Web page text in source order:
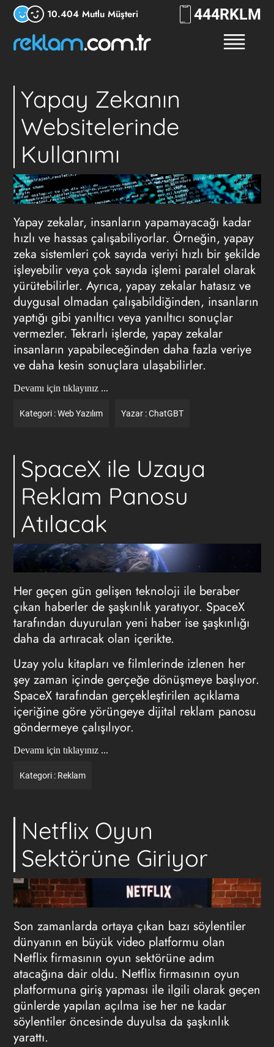
10.404 Mutlu Müşteri 444RKLM
Yapay Zekanın
Websitelerinde
Kullanımı
Yapay zekalar, insanların yapamayacağı kadar
hızlı ve hassas çalışabiliyorlar. Örneğin, yapay
zeka sistemleri çok sayıda veriyi hızlı bir şekilde
işleyebilir veya çok sayıda işlemi paralel olarak
yürütebilirler. Ayrıca, yapay zekalar hatasız ve
duygusal olmadan çalışabildiğinden, insanların
yaptığı gibi yanıltıcı veya yanıltıcı sonuçlar
vermezler. Tekrarlı işlerde, yapay zekalar
insanların yapabileceğinden daha fazla veriye
ve daha kesin sonuçlara ulaşabilirler.
Devamı için tıklayınız ...
Kategori :Web Yazılım Yazar :ChatGBT
SpaceX ile Uzaya
Reklam Panosu
Atılacak
Her geçen gün gelişen teknoloji ile beraber
çıkan haberler de şaşkınlık yaratıyor. SpaceX
tarafından duyurulan yeni haber ise şaşkınlığı
daha da artıracak olan içerikte.
Uzay yolu kitapları ve filmlerinde izlenen her
şey zaman içinde gerçeğe dönüşmeye başlıyor.
SpaceX tarafından gerçekleştirilen açıklama
içeriğine göre yörüngeye dijital reklam panosu
göndermeye çalışılıyor.
Devamı için tıklayınız ...
Kategori : Reklam
Netflix Oyun
Sektörüne Giriyor
Son zamanlarda ortaya çıkan bazı söylentiler
dünyanın en büyük video platformu olan
Netflix firmasının oyun sektörüne adım
atacağına dair oldu. Netflix firmasının oyun
platformuna giriş yapması ile ilgili olarak geçen
günlerde yapılan açılma ise her ne kadar
söylentiler öncesinde duyulsa da şaşkınlık
yarattı.